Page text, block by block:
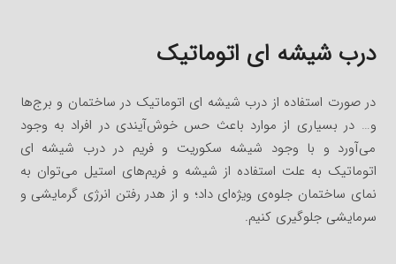
درب شیشه ای اتوماتیک
در صورت استفاده از درب شیشه‌ ای اتوماتیک در ساختمان و برج‌ها
و… در بسیاری از موارد باعث حس خوش‌آیندی در افراد به وجود
می‌آورد و با وجود شیشه سکوریت و فریم در درب شیشه‌ ای
اتوماتیک به علت استفاده از شیشه و فریم‌های استیل می‌توان به
نمای ساختمان جلوه‌ی ویژه‌ای داد؛ و از هدر رفتن انرژی گرمایشی و
سرمایشی جلوگیری کنیم.